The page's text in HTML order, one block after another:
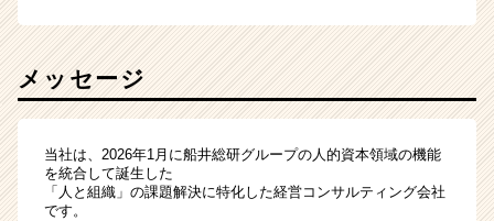
メッセージ
当社は、2026年1月に船井総研グループの人的資本領域の機能
を統合して誕生した
「人と組織」の課題解決に特化した経営コンサルティング会社
です。